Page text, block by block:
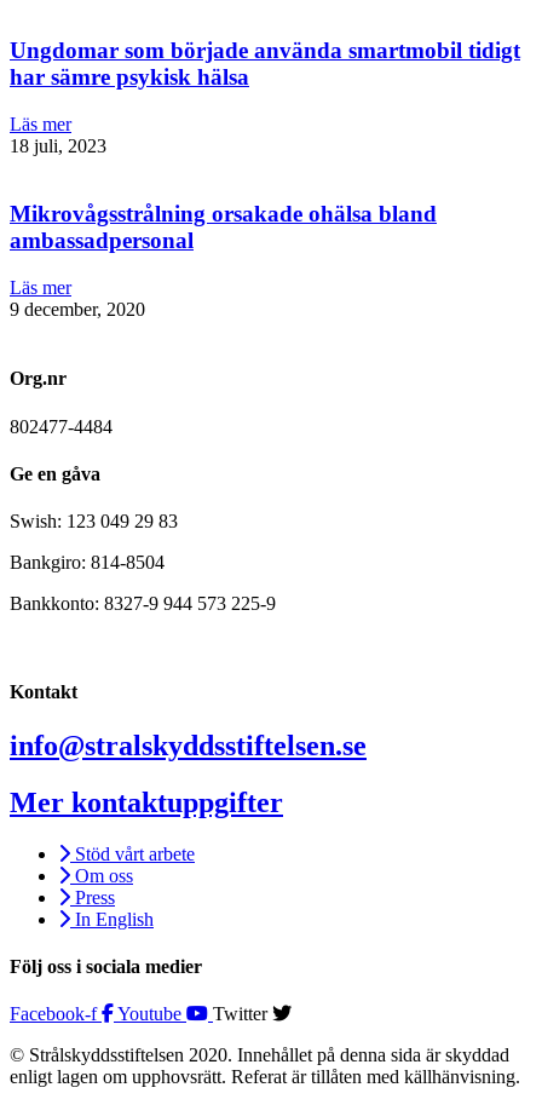
Ungdomar som började använda smartmobil tidigt
har sämre psykisk hälsa
Läs mer
18 juli, 2023
Mikrovågsstrålning orsakade ohälsa bland
ambassadpersonal
Läs mer
9 december, 2020
Org.nr
802477-4484
Ge en gåva
Swish: 123 049 29 83
Bankgiro: 814-8504
Bankkonto: 8327-9 944 573 225-9
Kontakt
info@stralskyddsstiftelsen.se
Mer kontaktuppgifter
Stöd vårt arbete
Om oss
Press
In English
Följ oss i sociala medier
Facebook-f Youtube
Twitter
© Strålskyddsstiftelsen 2020. Innehållet på denna sida är skyddad
enligt lagen om upphovsrätt. Referat är tillåten med källhänvisning.